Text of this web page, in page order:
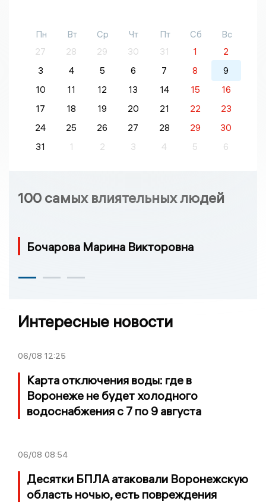
Пн Вт Ср Чт Пт Сб
Вс
27
28 29 30 31 1
2
3
4 5 6 7 8
9
10
11 12 13 14 15
16
17
18 19 20 21 22
23
24
25 26 27 28 29
30
31
1 2 3 4 5 6
100 самых влиятельных людей
Бочарова Марина Викторовна
Интересные новости
06/08 12:25
Карта отключения воды: где в
Воронеже не будет холодного
водоснабжения с 7 по 9 августа
06/08 08:54
Десятки БПЛА атаковали Воронежскую
область ночью, есть повреждения